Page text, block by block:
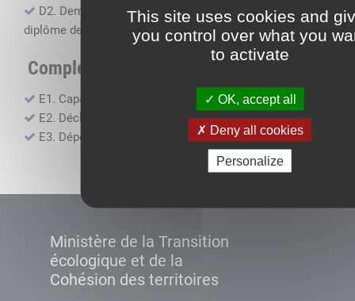
This site uses cookies and
you control over what you
to activate
OK, accept all
Deny all cookies
Personalize
D2. Demande de certificat attestant l'obtention du
diplôme de capacité professionnelle
Compléments, suivi financier
E1. Capacité financière
E2. Déclaration de sous-traitance
E3. Dépôt des comptes annuels
Ministère de la Transition
écologique et de la
Cohésion des territoires